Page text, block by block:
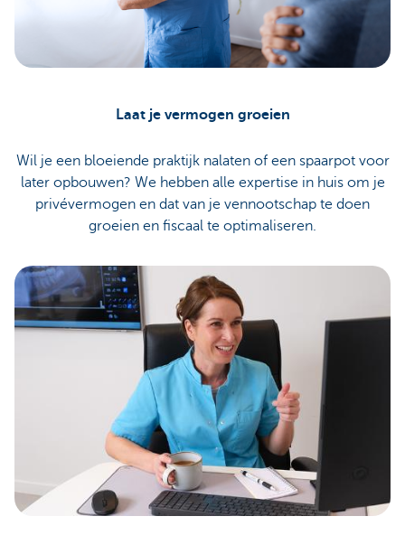
Laat je vermogen groeien
Wil je een bloeiende praktijk nalaten of een spaarpot voor
later opbouwen? We hebben alle expertise in huis om je
privévermogen en dat van je vennootschap te doen
groeien en fiscaal te optimaliseren.